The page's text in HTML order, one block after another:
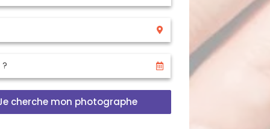
cherche mon photographe